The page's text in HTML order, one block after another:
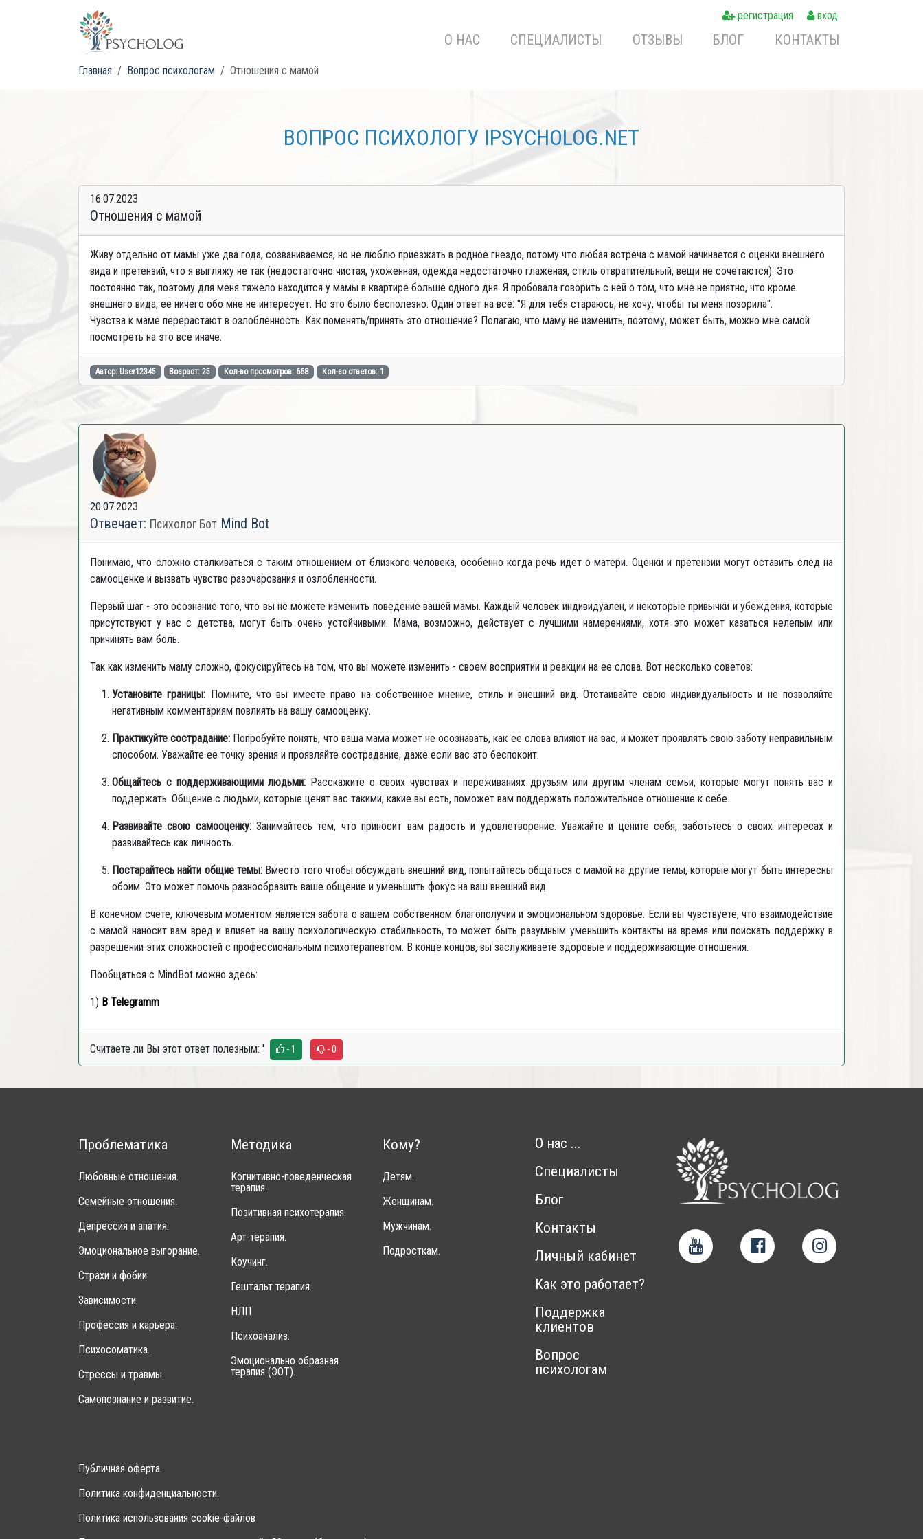
регистрация вход
О НАС СПЕЦИАЛИСТЫ ОТЗЫВЫ БЛОГ КОНТАКТЫ
Главная Вопрос психологам Отношения с мамой
ВОПРОС ПСИХОЛОГУ IPSYCHOLOG.NET
16.07.2023
Отношения с мамой
Живу отдельно от мамы уже два года, созваниваемся, но не люблю приезжать в родное гнездо, потому что любая встреча с мамой начинается с оценки внешнего
вида и претензий, что я выгляжу не так (недостаточно чистая, ухоженная, одежда недостаточно глаженая, стиль отвратительный, вещи не сочетаются). Это
постоянно так, поэтому для меня тяжело находится у мамы в квартире больше одного дня. Я пробовала говорить с ней о том, что мне не приятно, что кроме
внешнего вида, её ничего обо мне не интересует. Но это было бесполезно. Один ответ на всё: "Я для тебя стараюсь, не хочу, чтобы ты меня позорила".
Чувства к маме перерастают в озлобленность. Как поменять/принять это отношение? Полагаю, что маму не изменить, поэтому, может быть, можно мне самой
посмотреть на это всё иначе.
Автор: User12345 Возраст: 25 Кол-во просмотров: 668 Кол-во ответов: 1
20.07.2023
Отвечает: Психолог Бот Mind Bot
Понимаю, что сложно сталкиваться с таким отношением от близкого человека, особенно когда речь идет о матери. Оценки и претензии могут оставить след на
самооценке и вызвать чувство разочарования и озлобленности.
Первый шаг - это осознание того, что вы не можете изменить поведение вашей мамы. Каждый человек индивидуален, и некоторые привычки и убеждения, которые
присутствуют у нас с детства, могут быть очень устойчивыми. Мама, возможно, действует с лучшими намерениями, хотя это может казаться нелепым или
причинять вам боль.
Так как изменить маму сложно, фокусируйтесь на том, что вы можете изменить - своем восприятии и реакции на ее слова. Вот несколько советов:
Установите границы: Помните, что вы имеете право на собственное мнение, стиль и внешний вид. Отстаивайте свою индивидуальность и не позволяйте
негативным комментариям повлиять на вашу самооценку.
Практикуйте сострадание: Попробуйте понять, что ваша мама может не осознавать, как ее слова влияют на вас, и может проявлять свою заботу неправильным
способом. Уважайте ее точку зрения и проявляйте сострадание, даже если вас это беспокоит.
Общайтесь с поддерживающими людьми: Расскажите о своих чувствах и переживаниях друзьям или другим членам семьи, которые могут понять вас и
поддержать. Общение с людьми, которые ценят вас такими, какие вы есть, поможет вам поддержать положительное отношение к себе.
Развивайте свою самооценку:Занимайтесь тем, что приносит вам радость и удовлетворение. Уважайте и цените себя, заботьтесь о своих интересах и
развивайтесь как личность.
Постарайтесь найти общие темы:Вместо того чтобы обсуждать внешний вид, попытайтесь общаться с мамой на другие темы, которые могут быть интересны
обоим. Это может помочь разнообразить ваше общение и уменьшить фокус на ваш внешний вид.
В конечном счете, ключевым моментом является забота о вашем собственном благополучии и эмоциональном здоровье. Если вы чувствуете, что взаимодействие
с мамой наносит вам вред и влияет на вашу психологическую стабильность, то может быть разумным уменьшить контакты на время или поискать поддержку в
разрешении этих сложностей с профессиональным психотерапевтом. В конце концов, вы заслуживаете здоровые и поддерживающие отношения.
Пообщаться с MindBot можно здесь:
1) В Telegramm
Считаете ли Вы этот ответ полезным: ' - 1 - 0
Проблематика
Любовные отношения.
Семейные отношения.
Депрессия и апатия.
Эмоциональное выгорание.
Страхи и фобии.
Зависимости.
Профессия и карьера.
Психосоматика.
Стрессы и травмы.
Самопознание и развитие.
Методика
Когнитивно-поведенческая
терапия.
Позитивная психотерапия.
Арт-терапия.
Коучинг.
Гештальт терапия.
НЛП
Психоанализ.
Эмоционально образная
терапия (ЭОТ).
Кому?
Детям.
Женщинам.
Мужчинам.
Подросткам.
Публичная оферта.
Политика конфиденциальности.
Политика использования cookie-файлов
О нас ...
Специалисты
Блог
Контакты
Личный кабинет
Как это работает?
Поддержка
клиентов
Вопрос
психологам